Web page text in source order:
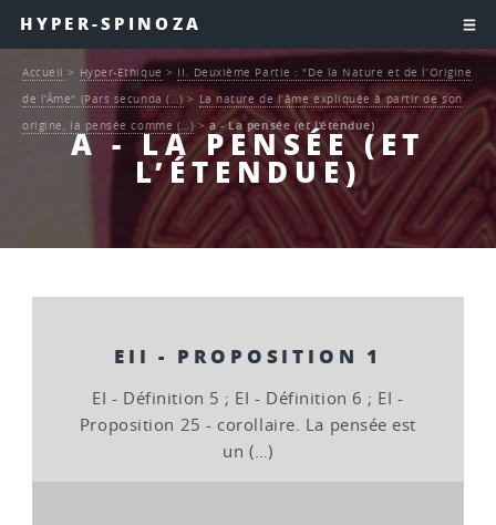
HYPER-SPINOZA
A - LA PENSÉE (ET
L’ÉTENDUE)
Accueil > Hyper-Ethique > II. Deuxième Partie : "De la Nature et de l’Origine
de l’Âme" (Pars secunda (…) > La nature de l’âme expliquée à partir de son
origine, la pensée comme (…) >a - La pensée (et l’étendue)
EII - PROPOSITION 1
EI - Définition 5 ; EI - Définition 6 ; EI -
Proposition 25 - corollaire. La pensée est
un (…)